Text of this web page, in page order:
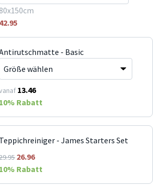
80x150cm
42.95
- Basic
13.46
10% Rabatt
Teppichreiniger - James Starters Set
26.96
10% Rabatt